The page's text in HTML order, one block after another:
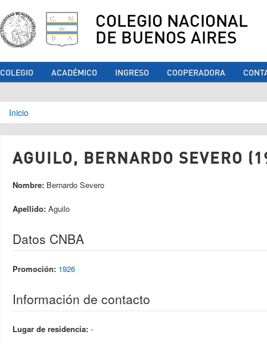
COLEGIO NACIONAL
DE BUENOS AIRES
COLEGIO ACADÉMICO INGRESO COOPERADORA
Se encuentra usted aquí
Inicio
AGUILO, BERNARDO SEVERO
Nombre: Bernardo Severo
Apellido: Aguilo
Datos CNBA
Promoción: 1926
Información de contacto
Lugar de residencia: -